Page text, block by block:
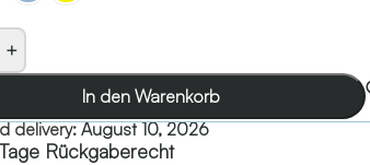
+
In den Warenkorb
delivery:August 10, 2026
Rückgaberecht